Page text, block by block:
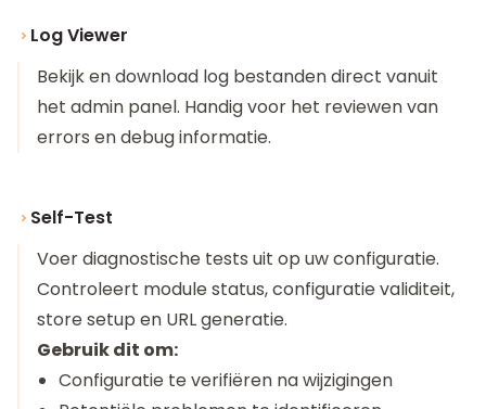
Log Viewer
Bekijk en download log bestanden direct vanuit
het admin panel. Handig voor het reviewen van
errors en debug informatie.
Self-Test
Voer diagnostische tests uit op uw configuratie.
Controleert module status, configuratie validiteit,
store setup en URL generatie.
Gebruik dit om:
Configuratie te verifiëren na wijzigingen